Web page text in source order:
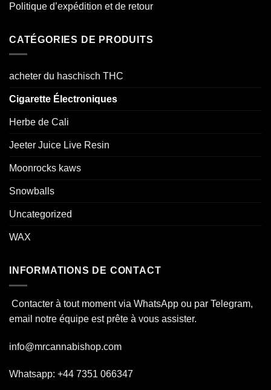
Politique d’expédition et de retour
CATÉGORIES DE PRODUITS
acheter du haschisch THC
Cigarette Électroniques
Herbe de Cali
Jeeter Juice Live Resin
Moonrocks kaws
Snowballs
Uncategorized
WAX
INFORMATIONS DE CONTACT
Contacter à tout moment via WhatsApp ou par Telegram,
email notre équipe est prête à vous assister.
info@mrcannabishop.com
Whatsapp: +44 7351 066347